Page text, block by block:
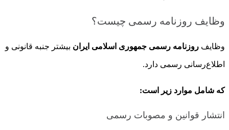
وظایف روزنامه رسمی چیست؟
وظایف روزنامه رسمی جمهوری اسلامی ایران بیشتر جنبه قانونی و
اطلاع‌رسانی رسمی دارد.
که شامل موارد زیر است:
انتشار قوانین و مصوبات رسمی